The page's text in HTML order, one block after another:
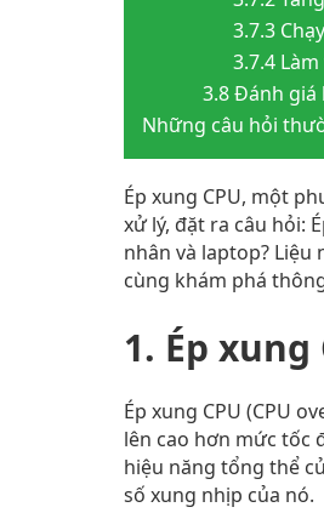
3.7.3
3.7.4
3.8 Đánh giá
Những câu hỏi
Ép xung CPU, một
xử lý, đặt ra câu hỏi:
nhân và laptop?
cùng khám phá
1. Ép xung
Ép xung CPU (CPU
lên cao hơn mức tốc
hiệu năng tổng thể
số xung nhịp của nó.